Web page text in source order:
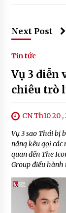
Next Post
Tin tức
Vụ 3 diễn
chiêu trò
CN Th10 20 ,
Vụ 3 sao Thái bị
năng kêu gọi các
quan đến The
Group điều